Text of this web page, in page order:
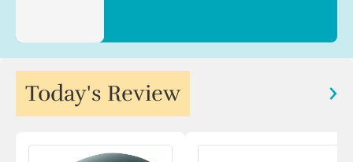
Today's Review